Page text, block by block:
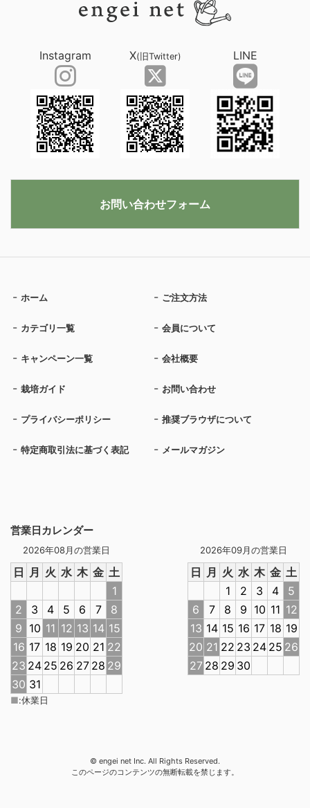
営業日カレンダー
2026年08月の営業日
日 月 火 水 木 金 土
1
2
3 4 5 6 7
8
9 10 11 12 13 14 15
16 17 18 19 20 21 22
23 24 25 26 27 28 29
30 31
2026年09月の営業日
日 月 火 水 木 金 土
1
2 3 4
5
6
7 8 9 10 11 12
13 14 15 16 17 18 19
20 21 22 23 24 25 26
27 28 29 30
■:休業日
ホーム ご注文方法
カテゴリ一覧 会員について
キャンペーン一覧 会社概要
栽培ガイド お問い合わせ
プライバシーポリシー 推奨ブラウザについて
特定商取引法に基づく表記 メールマガジン
Instagram X(旧Twitter) LINE
お問い合わせフォーム
© engei net Inc. All Rights Reserved.
このページのコンテンツの無断転載を禁じます。